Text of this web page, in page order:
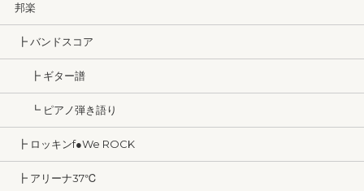
邦楽
┣ バンドスコア
┣ ギター譜
┗ ピアノ弾き語り
┣ ロッキンf●We ROCK
┣ アリーナ37℃